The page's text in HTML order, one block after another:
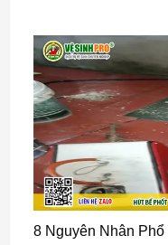
8 Nguyên Nhân